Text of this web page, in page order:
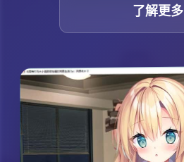
了解更多